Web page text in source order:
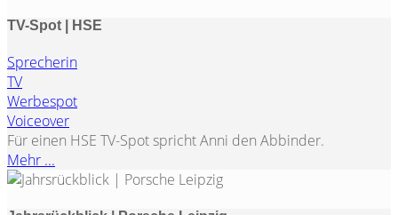
TV-Spot | HSE
Sprecherin
TV
Werbespot
Voiceover
Für einen HSE TV-Spot spricht Anni den Abbinder.
Mehr ...